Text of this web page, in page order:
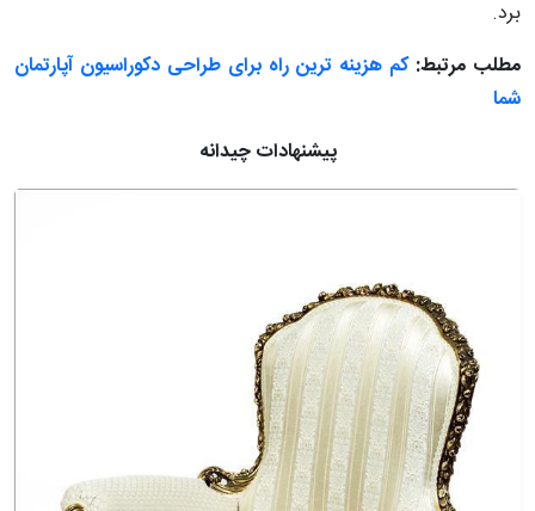
برد.
مطلب مرتبط:کم هزینه ترین راه برای طراحی دکوراسیون آپارتمان
شما
پیشنهادات چیدانه